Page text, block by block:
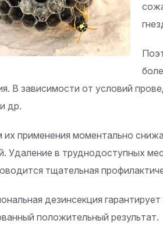
В зависимости от условий
др.
их применения моментально
Удаление в труднодоступных
тщательная
дезинсекция
положительный результат.